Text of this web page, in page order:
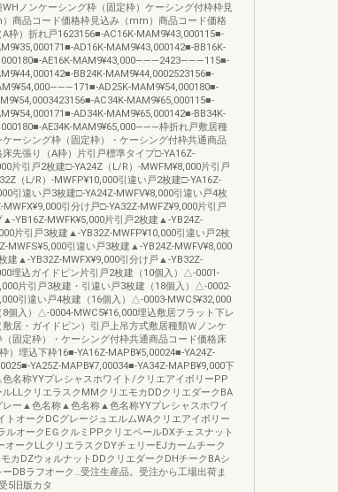
ノンケーシング枠（固定枠）ケーシング付枠枠見
商品コード価格枠見込み（mm）商品コード価格
A枠）折れ戸1623156■-AC16K-MAM9¥43,000115■-
AD16K-MAM9¥43,000142■-BB16K-
AE16K-MAM9¥43,000———2423———115■-
BB24K-MAM9¥44,0002523156■-
AD25K-MAM9¥54,000180■-
AC34K-MAM9¥65,000115■-
AD34K-MAM9¥65,000142■-BB34K-
AE34K-MAM9¥65,000———枠折れ戸敷居種
ケーシング枠（固定枠）・ケーシング付枠共通商品
床先張り（A枠）片引戸標準タイプ□-YA16Z-
片引戸2枚建□-YA24Z（L/R）-MWFM¥8,000片引戸
（L/R）-MWFP¥10,000引違い戸2枚建□-YA16Z-
引違い戸3枚建□-YA24Z-MWFV¥8,000引違い戸4枚
MWFX¥9,000引分け戸□-YA32Z-MWFZ¥9,000片引戸
▲-YB16Z-MWFK¥5,000片引戸2枚建▲-YB24Z-
片引戸3枚建▲-YB32Z-MWFP¥10,000引違い戸2枚
MWFS¥5,000引違い戸3枚建▲-YB24Z-MWFV¥8,000
建▲-YB32Z-MWFX¥9,000引分け戸▲-YB32Z-
埋込ガイドピン片引戸2枚建（10個入）△-0001-
片引戸3枚建・引違い戸3枚建（18個入）△-0002-
引違い戸4枚建（16個入）△-0003-MWC5¥32,000
8個入）△-0004-MWC5¥16,000埋込敷居フラット下レ
敷居・ガイドピン）引戸上吊方式敷居種類Ｗノンケ
（固定枠）・ケーシング付枠共通商品コード価格床
）埋込下枠16■-YA16Z-MAPB¥5,00024■-YA24Z-
YA25Z-MAPB¥7,00034■-YA34Z-MAPB¥9,000下
名称YYプレシャスホワイト/クリエアイボリーPP
ルLLクリエラスクMMクリエモカDDクリエダークBA
レー▲色名称▲色名称▲色名称YYプレシャスホワイ
トオークDCグレージュエルムWAクリエアイボリー
ルオークEＧクルミPPクリエペールDXチェスナット
オークLLクリエラスクDYチェリーEJカームチーク
カDZウォルナットDDクリエダークDHチークBAシ
ーDBラフオーク…受注生産品。受注から工場出荷ま
5旧版カタ